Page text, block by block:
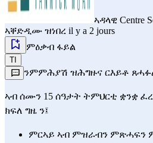
ኣዳላዊ Centre
ኣቐድዲሙ ዝነበረ il y a 2 jours
ምዕቃብ ፋይል
TI
ንምምሕያሽ ዝሕግዙና ርእይቶ
ኣብ ሰሙን 15 ሰዓታት ትምህርቲ ቋንቋ
ክፍለ ግዜ ን፤
ምርኣይ ኣብ ምዝራብን ምጽሓፍን